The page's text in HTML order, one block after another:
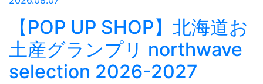
【POP UP SHOP】北海道お
土産グランプリ northwave
selection 2026-2027